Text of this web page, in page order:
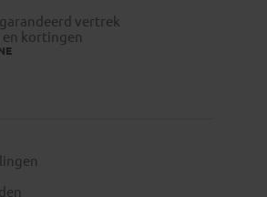
vertrek
kortingen